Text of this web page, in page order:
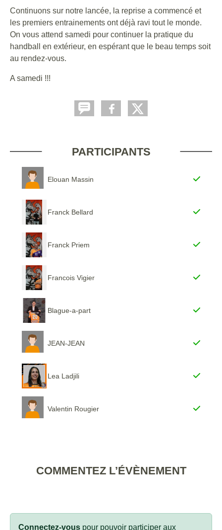
Continuons sur notre lancée, la reprise a commencé et
les premiers entrainements ont déjà ravi tout le monde.
On vous attend samedi pour continuer la pratique du
handball en extérieur, en espérant que le beau temps soit
au rendez-vous.
A samedi !!!
PARTICIPANTS
Elouan Massin
Franck Bellard
Franck Priem
Francois Vigier
Blague-a-part
JEAN-JEAN
Lea Ladjili
Valentin Rougier
COMMENTEZ L’ÉVÈNEMENT
Connectez-vous pour pouvoir participer aux